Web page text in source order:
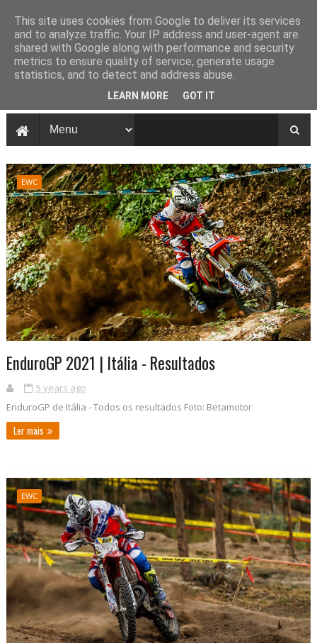
EWC
EnduroGP 2021 | Itália - Resultados
5 years ago
EnduroGP de Itália - Todos os resultados Foto: Betamotor
Ler mais
EWC
This site uses cookies from Google to deliver its services
and to analyze traffic. Your IP address and user-agent are
shared with Google along with performance and security
metrics to ensure quality of service, generate usage
statistics, and to detect and address abuse.
LEARN MORE GOT IT